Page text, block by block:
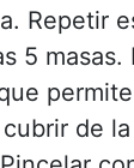
Repetir
5 masas.
de